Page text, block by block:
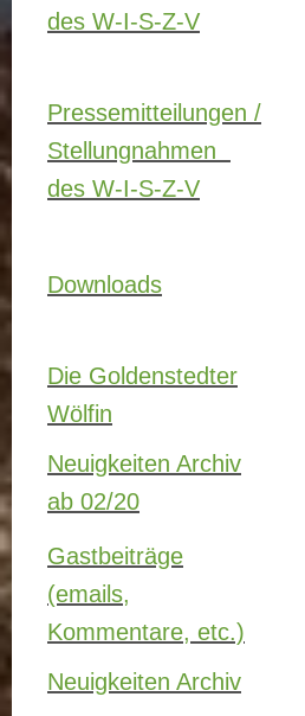
des W-I-S-Z-V
Pressemitteilungen /
Stellungnahmen
des W-I-S-Z-V
Downloads
Die Goldenstedter
Wölfin
Neuigkeiten Archiv
ab 02/20
Gastbeiträge
(emails,
Kommentare, etc.)
Neuigkeiten Archiv